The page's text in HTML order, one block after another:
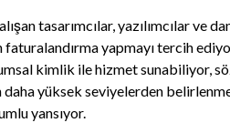
tasarımcılar, yazılımcılar ve
faturalandırma yapmayı tercih
kimlik ile hizmet sunabiliyor,
yüksek seviyelerden
yansıyor.